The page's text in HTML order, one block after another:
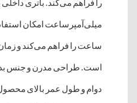
دوام و طول عمر بالای